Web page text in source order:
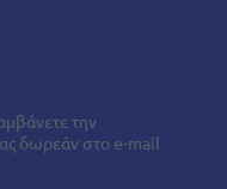
την
δωρεάν στο e-mail